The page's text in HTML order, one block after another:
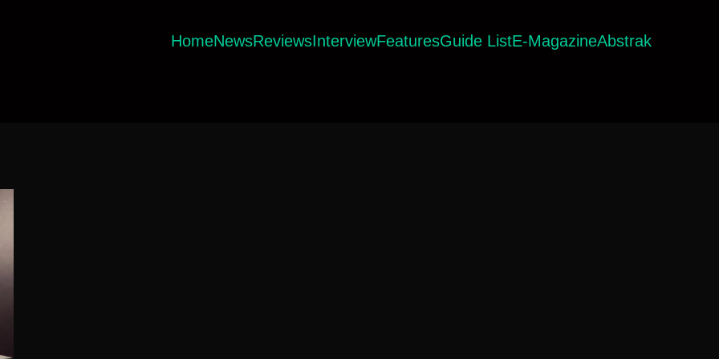
HomeNewsReviewsInterviewFeaturesGuide ListE-MagazineAbstrak